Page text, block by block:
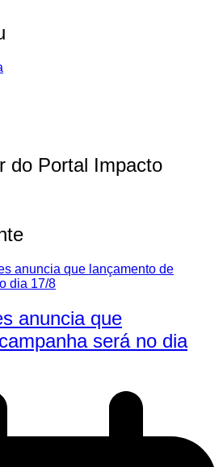
do Portal Impacto
anuncia que
será no dia